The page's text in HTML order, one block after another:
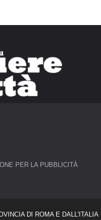
PER LA PUBBLICITÀ
DI ROMA E DALL'ITALIA